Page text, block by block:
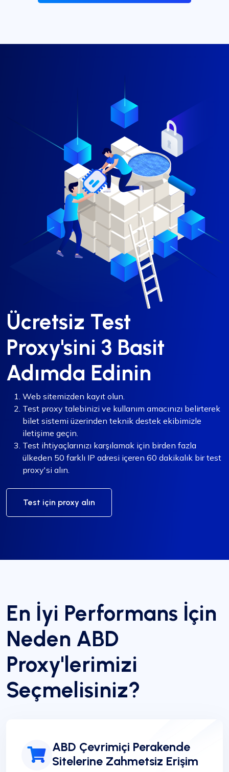
Ücretsiz Test
Proxy'sini 3 Basit
Adımda Edinin
Web sitemizden kayıt olun.
Test proxy talebinizi ve kullanım amacınızı belirterek
bilet sistemi üzerinden teknik destek ekibimizle
iletişime geçin.
Test ihtiyaçlarınızı karşılamak için birden fazla
ülkeden 50 farklı IP adresi içeren 60 dakikalık bir test
proxy'si alın.
Test için proxy alın
En İyi Performans İçin
Neden ABD
Proxy'lerimizi
Seçmelisiniz?
ABD Çevrimiçi Perakende
Sitelerine Zahmetsiz Erişim